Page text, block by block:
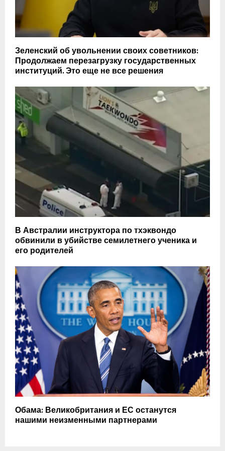
Зеленский об увольнении своих советников:
Продолжаем перезагрузку государственных
институций. Это еще не все решения
В Австралии инструктора по тхэквондо
обвинили в убийстве семилетнего ученика и
его родителей
Обама: Великобритания и ЕС останутся
нашими неизменными партнерами